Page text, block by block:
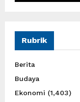
Rubrik
Berita
Budaya
Ekonomi (1,403)